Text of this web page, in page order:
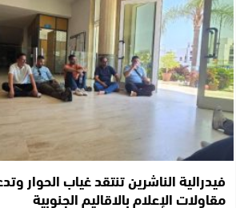
فيدرالية الناشرين تنتقد غياب الحوار
مقاولات الإعلام بالاقاليم الجنوبية